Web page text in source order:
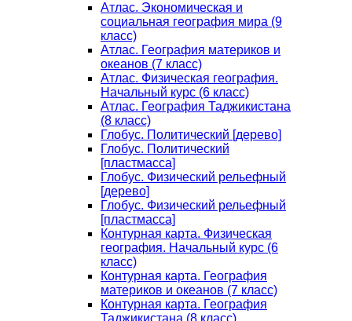
Атлас. Экономическая и
социальная география мира (9
класс)
Атлас. География материков и
океанов (7 класс)
Атлас. Физическая география.
Начальный курс (6 класс)
Атлас. География Таджикистана
(8 класс)
Глобус. Политический [дерево]
Глобус. Политический
[пластмасса]
Глобус. Физический рельефный
[дерево]
Глобус. Физический рельефный
[пластмасса]
Контурная карта. Физическая
география. Начальный курс (6
класс)
Контурная карта. География
материков и океанов (7 класс)
Контурная карта. География
Таджикистана (8 класс)